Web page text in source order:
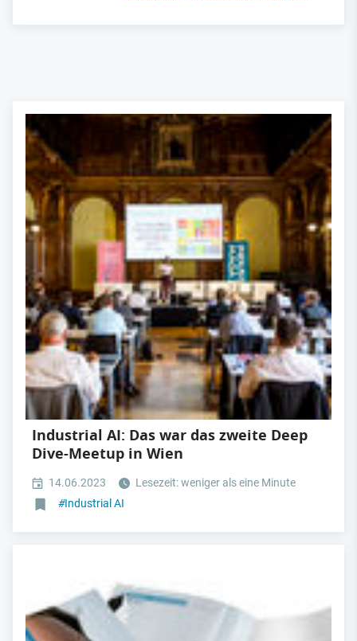
Industrial AI: Das war das zweite Deep
Dive-Meetup in Wien
14.06.2023
Lesezeit: weniger als eine Minute
#Industrial AI